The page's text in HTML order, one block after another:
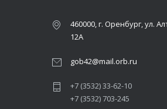
460000, г. Оренбург, ул.
12А
gob42@mail.orb.ru
+7 (3532) 33-62-10
+7 (3532) 703-245